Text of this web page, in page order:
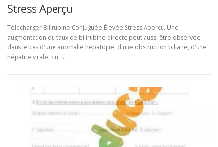
Stress Aperçu
Télécharger Bilirubine Conjuguée Élevée Stress Aperçu. Une
augmentation du taux de bilirubine directe peut aussi être observée
dans le cas d'une anomalie hépatique, d'une obstruction biliaire, d'une
hépatite virale, du. …